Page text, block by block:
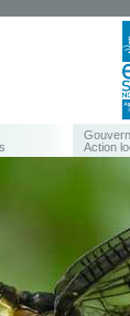
Action